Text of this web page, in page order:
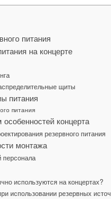
питания
на концерте
щиты
питания
питания
концерта
резервного питания
монтажа
персонала
используются на концертах?
использовании резервных